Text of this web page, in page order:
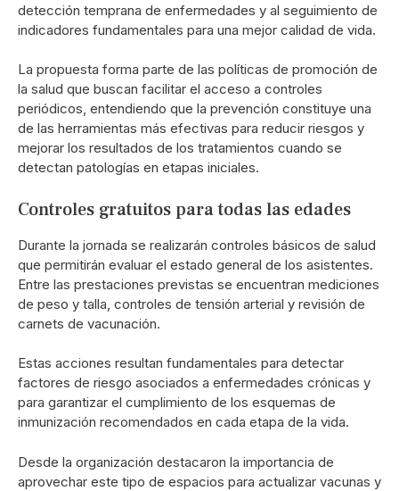
detección temprana de enfermedades y al seguimiento de
indicadores fundamentales para una mejor calidad de vida.
La propuesta forma parte de las políticas de promoción de
la salud que buscan facilitar el acceso a controles
periódicos, entendiendo que la prevención constituye una
de las herramientas más efectivas para reducir riesgos y
mejorar los resultados de los tratamientos cuando se
detectan patologías en etapas iniciales.
Controles gratuitos para todas las edades
Durante la jornada se realizarán controles básicos de salud
que permitirán evaluar el estado general de los asistentes.
Entre las prestaciones previstas se encuentran mediciones
de peso y talla, controles de tensión arterial y revisión de
carnets de vacunación.
Estas acciones resultan fundamentales para detectar
factores de riesgo asociados a enfermedades crónicas y
para garantizar el cumplimiento de los esquemas de
inmunización recomendados en cada etapa de la vida.
Desde la organización destacaron la importancia de
aprovechar este tipo de espacios para actualizar vacunas y